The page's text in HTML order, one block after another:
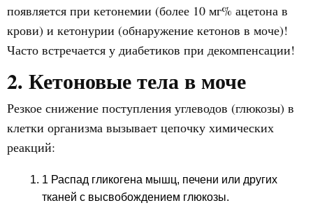
появляется при кетонемии (более 10 мг% ацетона в
крови) и кетонурии (обнаружение кетонов в моче)!
Часто встречается у диабетиков при декомпенсации!
2. Кетоновые тела в моче
Резкое снижение поступления углеводов (глюкозы) в
клетки организма вызывает цепочку химических
реакций:
1 Распад гликогена мышц, печени или других
тканей с высвобождением глюкозы.